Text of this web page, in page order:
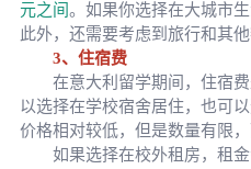
元之间 。如果你选择在大城市
此外，还需要考虑到旅行和其他
3、住宿费
在意大利留学期间，住宿费
以选择在学校宿舍居住，也可
价格相对较低，但是数量有限
如果选择在校外租房，租金